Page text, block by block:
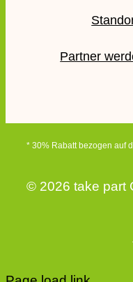
Partner
* 30% Rabatt bezogen auf
© 2026 take part